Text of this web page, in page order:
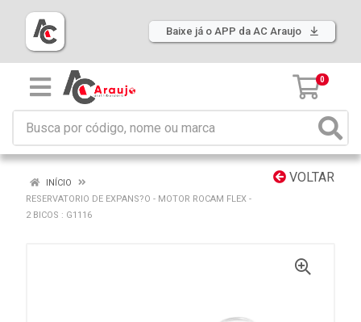
Baixe já o APP da AC Araujo
0
VOLTAR
INÍCIO
RESERVATORIO DE EXPANS?O - MOTOR ROCAM FLEX -
2 BICOS : G1116